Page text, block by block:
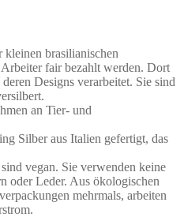
kleinen brasilianischen
fair bezahlt werden. Dort
Designs verarbeitet. Sie sind
an Tier- und
Silber aus Italien gefertigt, das
vegan. Sie verwenden keine
oder Leder. Aus ökologischen
mehrmals, arbeiten